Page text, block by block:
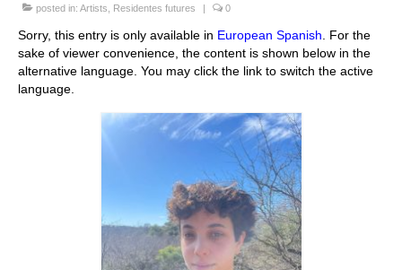
Stay with us
File
Contact
Language:
posted in: Artists Residentes futures | 0
Sorry, this entry is only available in European Spanish . For the
sake of viewer convenience, the content is shown below in the
alternative language. You may click the link to switch the active
language.